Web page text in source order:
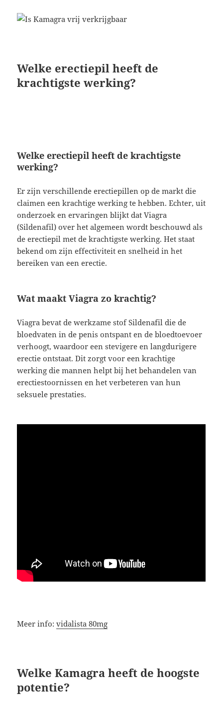
Welke erectiepil heeft de
krachtigste werking?
Welke erectiepil heeft de krachtigste
werking?
Er zijn verschillende erectiepillen op de markt die
claimen een krachtige werking te hebben. Echter, uit
onderzoek en ervaringen blijkt dat Viagra
(Sildenafil) over het algemeen wordt beschouwd als
de erectiepil met de krachtigste werking. Het staat
bekend om zijn effectiviteit en snelheid in het
bereiken van een erectie.
Wat maakt Viagra zo krachtig?
Viagra bevat de werkzame stof Sildenafil die de
bloedvaten in de penis ontspant en de bloedtoevoer
verhoogt, waardoor een stevigere en langdurigere
erectie ontstaat. Dit zorgt voor een krachtige
werking die mannen helpt bij het behandelen van
erectiestoornissen en het verbeteren van hun
seksuele prestaties.
Meer info:vidalista 80mg
Welke Kamagra heeft de hoogste
potentie?